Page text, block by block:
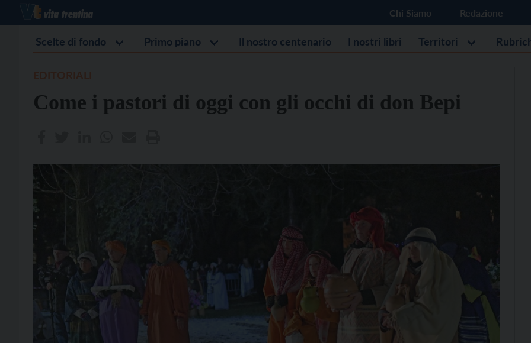
Chi Siamo Redazione
Scelte di fondo Primo piano Il nostro centenario I nostri libri Territori
Come i pastori di oggi con gli occhi di don Bepi